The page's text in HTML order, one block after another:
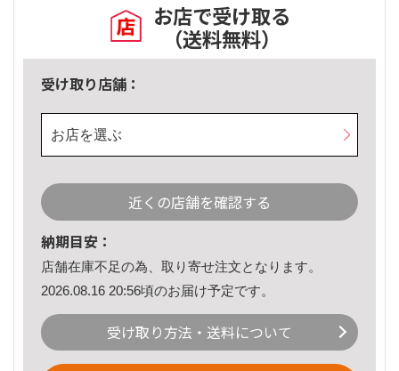
お店で受け取る
（送料無料）
受け取り店舗：
お店を選ぶ
近くの店舗を確認する
納期目安：
店舗在庫不足の為、取り寄せ注文となります。
2026.08.16 20:56頃のお届け予定です。
受け取り方法・送料について